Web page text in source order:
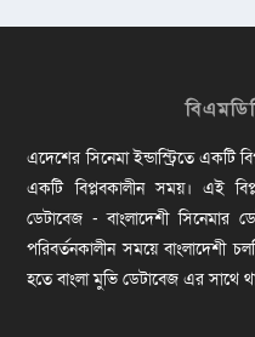
এদেশের সিনেমা ইন্ডাস্ট্রিতে একটি
একটি বিপ্লবকালীন সময়। এই
ডেটাবেজ - বাংলাদেশী সিনেমার
পরিবর্তনকালীন সময়ে বাংলাদেশী
হতে বাংলা মুভি ডেটাবেজ এর সাথে